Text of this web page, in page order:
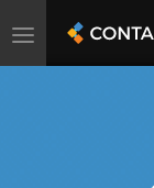
Toggle